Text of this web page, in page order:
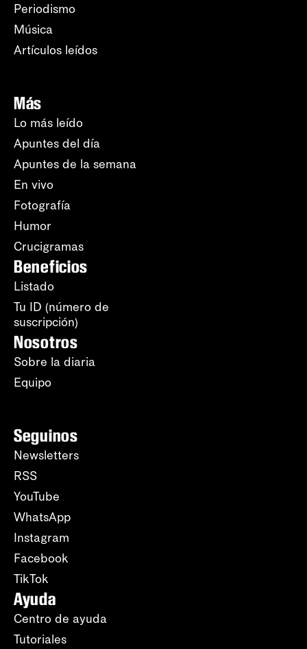
Periodismo
Música
Artículos leídos
Más
Lo más leído
Apuntes del día
Apuntes de la semana
En vivo
Fotografía
Humor
Crucigramas
Beneficios
Listado
Tu ID (número de
suscripción)
Nosotros
Sobre la diaria
Equipo
Seguinos
Newsletters
RSS
YouTube
WhatsApp
Instagram
Facebook
TikTok
Ayuda
Centro de ayuda
Tutoriales